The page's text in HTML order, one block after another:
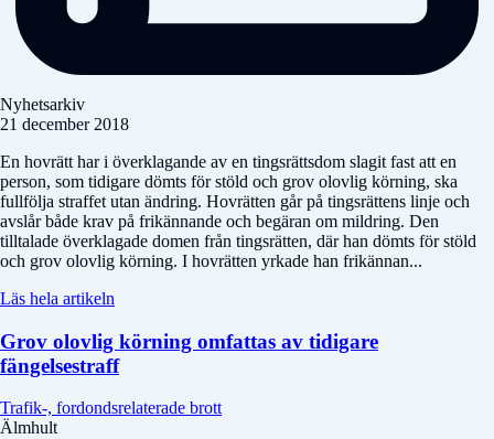
Nyhetsarkiv
21 december 2018
En hovrätt har i överklagande av en tingsrättsdom slagit fast att en
person, som tidigare dömts för stöld och grov olovlig körning, ska
fullfölja straffet utan ändring. Hovrätten går på tingsrättens linje och
avslår både krav på frikännande och begäran om mildring. Den
tilltalade överklagade domen från tingsrätten, där han dömts för stöld
och grov olovlig körning. I hovrätten yrkade han frikännan...
Läs hela artikeln
Grov olovlig körning omfattas av tidigare
fängelsestraff
Trafik-, fordondsrelaterade brott
Älmhult